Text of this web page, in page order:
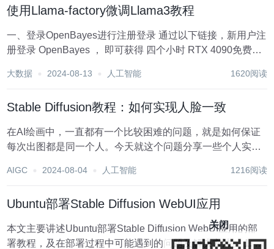
使用Llama-factory微调Llama3教程
一、登录OpenBayes进行注册登录 通过以下链接，新用户注
册登录 OpenBayes ， 即可获得 四个小时 RTX 4090免费使
接:https://openbayes.com/console/signup?r=zzl99_W...
大数据 2024-08-13 人工智能 1620阅读
Stable Diffusion教程：如何实现人脸一致
在AI绘画中，一直都有一个比较困难的问题，就是如何保证
每次出图都是同一个人。今天就这个问题分享一些个人实
定Seed种子值。 固定Seed种子值出来的图片人物确实可以
AIGC 2024-08-04 人工智能 1216阅读
Ubuntu部署Stable Diffusion WebUI应用
本文主要讲述Ubuntu部署Stable Diffusion WebUI应用的部
署教程，及在部署过程中可能遇到的问题及解决方法。 1. 部
关闭